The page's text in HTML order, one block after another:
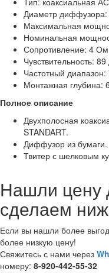
Диаметр диффузора:
Максимальная
Номинальная
Сопротивление: 4 Ом
Чувствительность:
Частотный
Монтажная глубина:
Полное описание
Двухполосная
STANDART.
Диффузор из бумаги.
Твитер с шелковым
Нашли
сделаем
Если вы нашли более
более низкую цену!
Свяжитесь с нами через
номеру: 8-920-442-55-32